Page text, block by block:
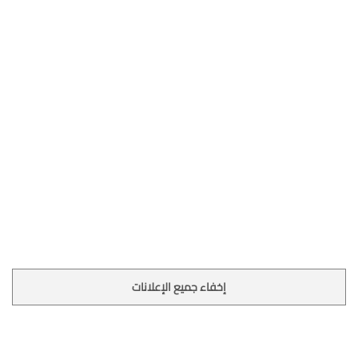
إخفاء جميع الإعلانات